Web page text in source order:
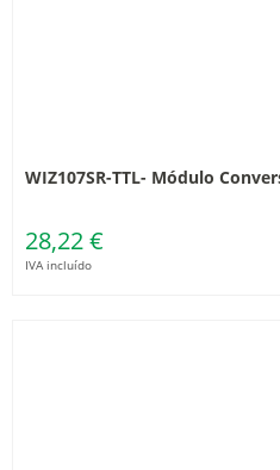
WIZ107SR-TTL- Módulo
28,22 €
IVA incluído